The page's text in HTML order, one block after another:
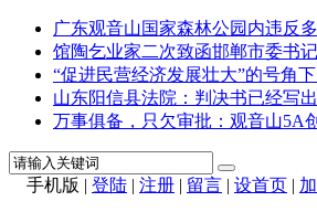
广东观音山国家森林公园内违反
馆陶乞业家二次致函邯郸市委书
“促进民营经济发展壮大”的号角
山东阳信县法院：判决书已经写
万事俱备，只欠审批：观音山5A
手机版 | 登陆 | 注册 | 留言 | 设首页 |